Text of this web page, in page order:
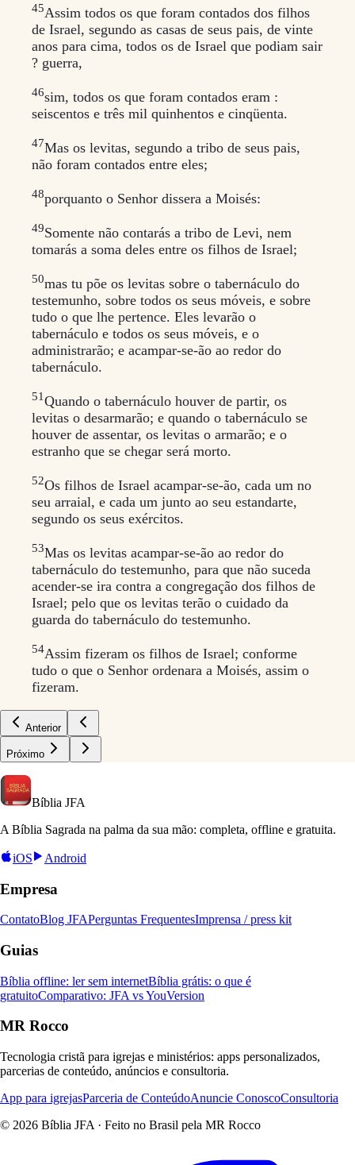
45Assim todos os que foram contados dos filhos
de Israel, segundo as casas de seus pais, de vinte
anos para cima, todos os de Israel que podiam sair
? guerra,
46sim, todos os que foram contados eram :
seiscentos e três mil quinhentos e cinqüenta.
47Mas os levitas, segundo a tribo de seus pais,
não foram contados entre eles;
48porquanto o Senhor dissera a Moisés:
49Somente não contarás a tribo de Levi, nem
tomarás a soma deles entre os filhos de Israel;
50mas tu põe os levitas sobre o tabernáculo do
testemunho, sobre todos os seus móveis, e sobre
tudo o que lhe pertence. Eles levarão o
tabernáculo e todos os seus móveis, e o
administrarão; e acampar-se-ão ao redor do
tabernáculo.
51Quando o tabernáculo houver de partir, os
levitas o desarmarão; e quando o tabernáculo se
houver de assentar, os levitas o armarão; e o
estranho que se chegar será morto.
52Os filhos de Israel acampar-se-ão, cada um no
seu arraial, e cada um junto ao seu estandarte,
segundo os seus exércitos.
53Mas os levitas acampar-se-ão ao redor do
tabernáculo do testemunho, para que não suceda
acender-se ira contra a congregação dos filhos de
Israel; pelo que os levitas terão o cuidado da
guarda do tabernáculo do testemunho.
54Assim fizeram os filhos de Israel; conforme
tudo o que o Senhor ordenara a Moisés, assim o
fizeram.
Anterior
Próximo
Bíblia JFA
A Bíblia Sagrada na palma da sua mão: completa, offline e gratuita.
iOS Android
Empresa
ContatoBlog JFAPerguntas FrequentesImprensa / press kit
Guias
Bíblia offline: ler sem internetBíblia grátis: o que é
gratuitoComparativo: JFA vs YouVersion
MR Rocco
Tecnologia cristã para igrejas e ministérios: apps personalizados,
parcerias de conteúdo, anúncios e consultoria.
App para igrejasParceria de ConteúdoAnuncie ConoscoConsultoria
© 2026 Bíblia JFA · Feito no Brasil pela MR Rocco